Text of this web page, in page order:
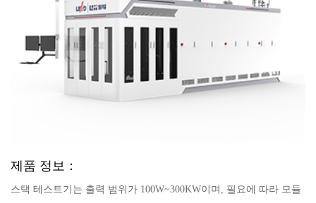
제품 정보：
스택 테스트기는 출력 범위가 100W~300KW이며, 필요에 따라 모듈